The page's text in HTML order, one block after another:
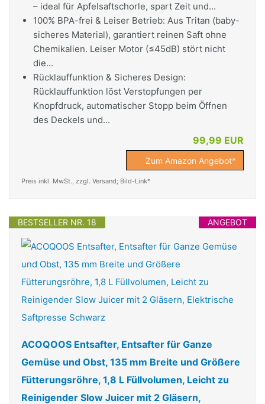
– ideal für Apfelsaftschorle, spart Zeit und...
100% BPA-frei & Leiser Betrieb: Aus Tritan (baby-
sicheres Material), garantiert reinen Saft ohne
Chemikalien. Leiser Motor (≤45dB) stört nicht
die...
Rücklauffunktion & Sicheres Design:
Rücklauffunktion löst Verstopfungen per
Knopfdruck, automatischer Stopp beim Öffnen
des Deckels und...
99,99 EUR
Zum Amazon Angebot*
Preis inkl. MwSt., zzgl. Versand; Bild-Link*
ANGEBOT
BESTSELLER NR. 18
ACOQOOS Entsafter, Entsafter für Ganze
Gemüse und Obst, 135 mm Breite und Größere
Fütterungsröhre, 1,8 L Füllvolumen, Leicht zu
Reinigender Slow Juicer mit 2 Gläsern,